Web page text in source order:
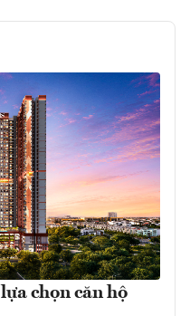
chọn căn hộ